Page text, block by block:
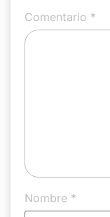
Comentario *
Nombre *